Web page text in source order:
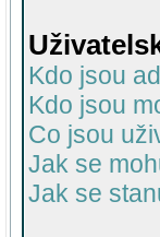
Kdo jsou
Kdo jsou
Co jsou
Jak se
Jak se